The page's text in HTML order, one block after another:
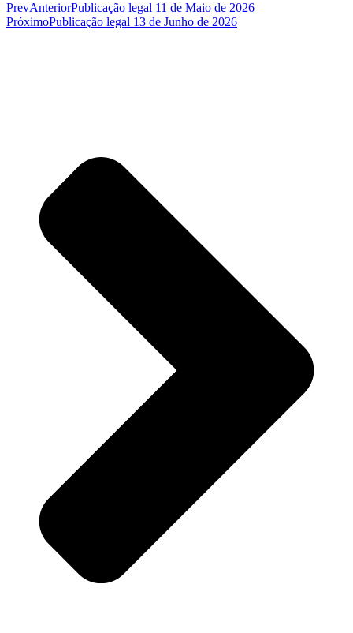
PrevAnteriorPublicação legal 11 de Maio de 2026
PróximoPublicação legal 13 de Junho de 2026